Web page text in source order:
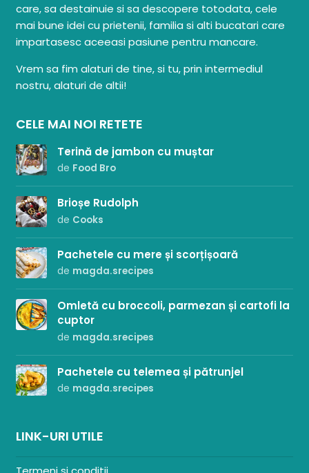
care, sa destainuie si sa descopere totodata, cele
mai bune idei cu prietenii, familia si alti bucatari care
impartasesc aceeasi pasiune pentru mancare.
Vrem sa fim alaturi de tine, si tu, prin intermediul
nostru, alaturi de altii!
CELE MAI NOI RETETE
Terină de jambon cu muștar
de Food Bro
Brioșe Rudolph
de Cooks
Pachetele cu mere și scorțișoară
de magda.srecipes
Omletă cu broccoli, parmezan și cartofi la
cuptor
de magda.srecipes
Pachetele cu telemea și pătrunjel
de magda.srecipes
LINK-URI UTILE